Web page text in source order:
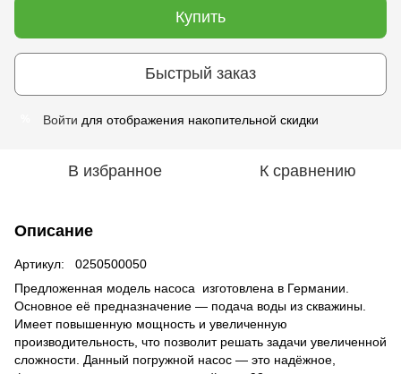
Купить
Быстрый заказ
Войти для отображения накопительной скидки
В избранное К сравнению
Описание
Артикул: 0250500050
Предложенная модель насоса изготовлена в Германии.
Основное её предназначение ― подача воды из скважины.
Имеет повышенную мощность и увеличенную
производительность, что позволит решать задачи увеличенной
сложности. Данный погружной насос ― это надёжное,